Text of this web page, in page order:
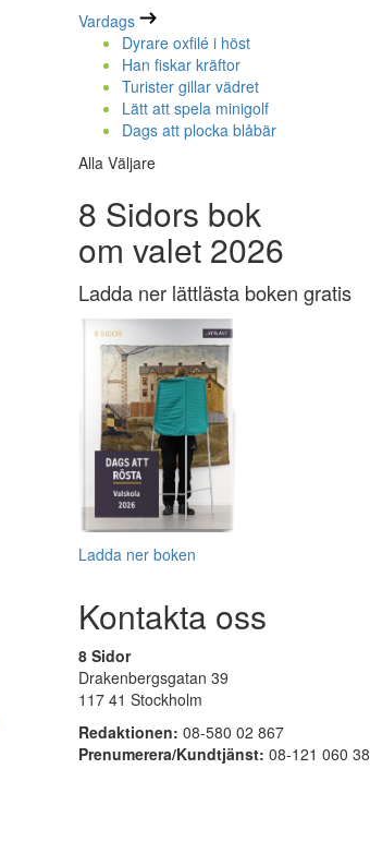
Vardags
Dyrare oxfilé i höst
Han fiskar kräftor
Turister gillar vädret
Lätt att spela minigolf
Dags att plocka blåbär
Alla Väljare
8 Sidors bok
om valet 2026
Ladda ner lättlästa boken gratis
Ladda ner boken
Kontakta oss
8 Sidor
Drakenbergsgatan 39
117 41 Stockholm
Redaktionen: 08-580 02 867
Prenumerera/Kundtjänst: 08-121 060 38